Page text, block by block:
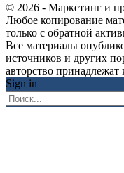
© 2026 - Маркетинг и
Любое копирование
только с обратной
Все материалы
источников и других
авторство
Sign in